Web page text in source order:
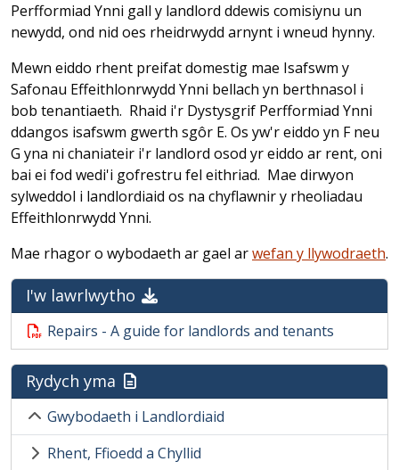
Perfformiad Ynni gall y landlord ddewis comisiynu un
newydd, ond nid oes rheidrwydd arnynt i wneud hynny.
Mewn eiddo rhent preifat domestig mae Isafswm y
Safonau Effeithlonrwydd Ynni bellach yn berthnasol i
bob tenantiaeth. Rhaid i'r Dystysgrif Perfformiad Ynni
ddangos isafswm gwerth sgôr E. Os yw'r eiddo yn F neu
G yna ni chaniateir i'r landlord osod yr eiddo ar rent, oni
bai ei fod wedi'i gofrestru fel eithriad. Mae dirwyon
sylweddol i landlordiaid os na chyflawnir y rheoliadau
Effeithlonrwydd Ynni.
Mae rhagor o wybodaeth ar gael arwefan y llywodraeth.
I'w lawrlwytho
Repairs - A guide for landlords and tenants
Rydych yma
Gwybodaeth i Landlordiaid
Rhent, Ffioedd a Chyllid